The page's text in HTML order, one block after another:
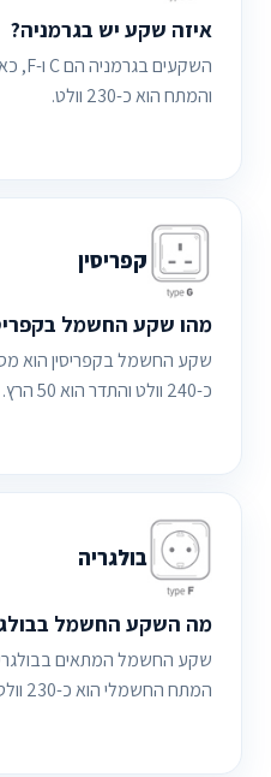
איזה שקע יש בגרמניה?
והמתח הוא כ-230 וולט.
קפריסין
מהו שקע החשמל
כ-240 וולט והתדר הוא 50 הרץ.
בולגריה
מה השקע החשמל
המתח החשמלי הוא כ-230 וולט והתדר הוא כ-50 הרץ.